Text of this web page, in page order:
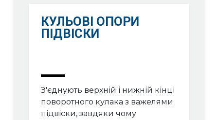
КУЛЬОВІ ОПОРИ
ПІДВІСКИ
З'єднують верхній і нижній кінці
поворотного кулака з важелями
підвіски, завдяки чому